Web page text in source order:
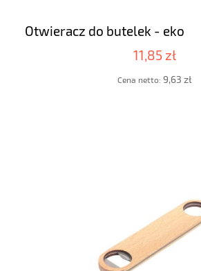
Otwieracz do butelek - eko
11,85 zł
Cena netto: 9,63 zł